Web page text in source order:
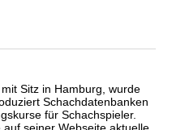
Sitz in Hamburg, wurde
Schachdatenbanken
für Schachspieler.
seiner Webseite aktuelle